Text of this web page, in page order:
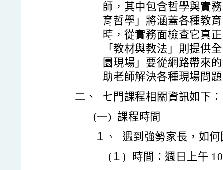
師，其中包含哲學與實
育哲學」將涵蓋各種教
時，從實務面檢查它真
「教材與教法」則提供
園現場」要從網路帶來
助老師解決各種現場問
二、
七門課程相關資訊如下：
(一) 課程時間
１、
遇到強勢家長，如何
(１)
時間：週日上午